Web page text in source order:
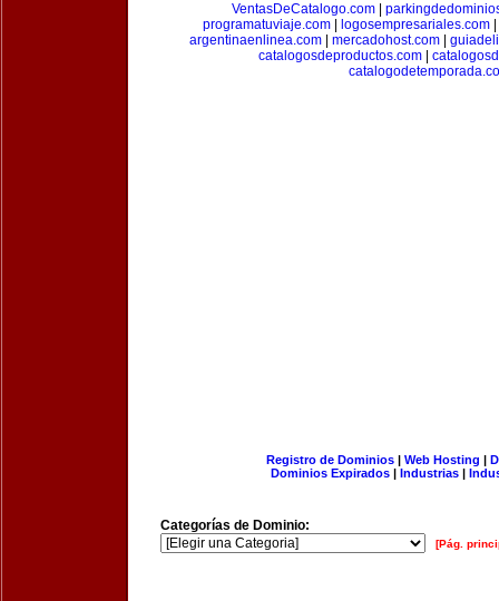
VentasDeCatalogo.com|
programatuviaje.com| logosempresariales.com|
argentinaenlinea.com| mercadohost.com|
catalogosdeproductos.com
Registro de Dominios| Web Hosting |
Dominios Expirados | Industrias |
Categorías de Dominio:
[Pág.